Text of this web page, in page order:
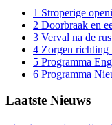
1 Stroperige
2 Doorbraak en
3 Verval na de
4 Zorgen richting
5 Programma
6 Programma
Laatste Nieuws